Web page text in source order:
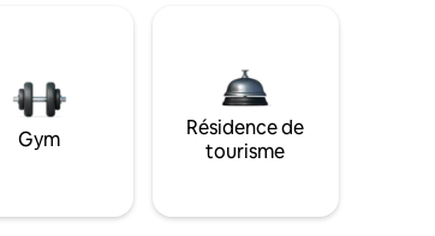
Gym
Résidence de
tourisme